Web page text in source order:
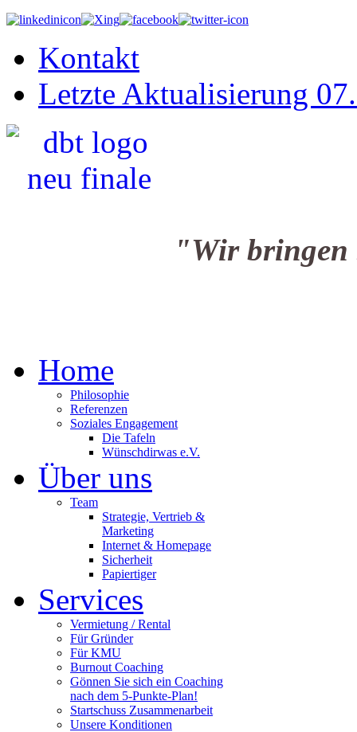
Kontakt
Letzte Aktualisierung
"Wir bringen Sie
Home
Philosophie
Referenzen
Soziales Engagement
Die Tafeln
Wünschdirwas e.V.
Über uns
Team
Strategie, Vertrieb &
Marketing
Internet & Homepage
Sicherheit
Papiertiger
Services
Vermietung / Rental
Für Gründer
Für KMU
Burnout Coaching
Gönnen Sie sich ein Coaching
nach dem 5-Punkte-Plan!
Startschuss Zusammenarbeit
Unsere Konditionen